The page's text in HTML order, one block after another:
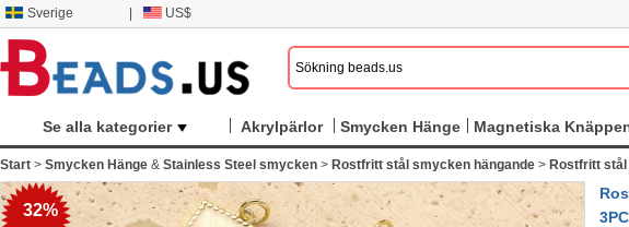
Sverige US$
Se alla kategorier Akrylpärlor Smycken Hänge Magnetiska
Start > Smycken Hänge & Stainless Steel smycken > Rostfritt stål smycken hängande > Rostfritt
32%